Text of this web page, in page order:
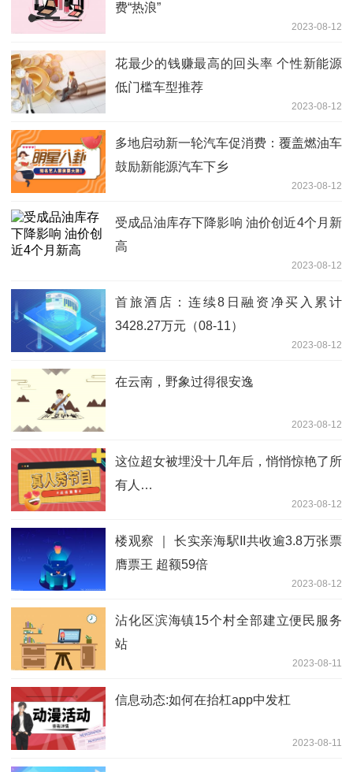
费“热浪”
2023-08-12
花最少的钱赚最高的回头率 个性新能源
低门槛车型推荐
2023-08-12
多地启动新一轮汽车促消费：覆盖燃油车
鼓励新能源汽车下乡
2023-08-12
受成品油库存下降影响 油价创近4个月新
高
2023-08-12
首旅酒店：连续8日融资净买入累计
3428.27万元（08-11）
2023-08-12
在云南，野象过得很安逸
2023-08-12
这位超女被埋没十几年后，悄悄惊艳了所
有人…
2023-08-12
楼观察 ｜ 长实亲海駅II共收逾3.8万张票
膺票王 超额59倍
2023-08-12
沾化区滨海镇15个村全部建立便民服务
站
2023-08-11
信息动态:如何在抬杠app中发杠
2023-08-11